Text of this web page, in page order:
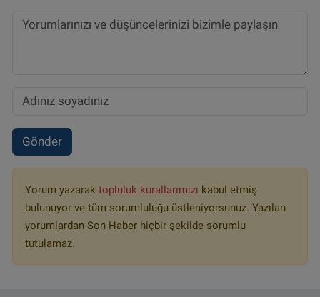
Gönder
Yorum yazarak topluluk kurallarımızı kabul etmiş
bulunuyor ve tüm sorumluluğu üstleniyorsunuz. Yazılan
yorumlardan Son Haber hiçbir şekilde sorumlu
tutulamaz.